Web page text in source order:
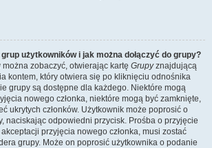
użytkowników i jak można dołączyć do grupy?
zobaczyć, otwierając kartę Grupyznajdującą
kontem, który otwiera się po kliknięciu odnośnika
grupy są dostępne dla każdego. Niektóre mogą
nowego członka, niektóre mogą być zamknięte,
ukrytych członków. Użytkownik może poprosić o
naciskając odpowiedni przycisk. Prośba o przyjęcie
przyjęcia nowego członka, musi zostać
grupy. Może on poprosić użytkownika o podanie